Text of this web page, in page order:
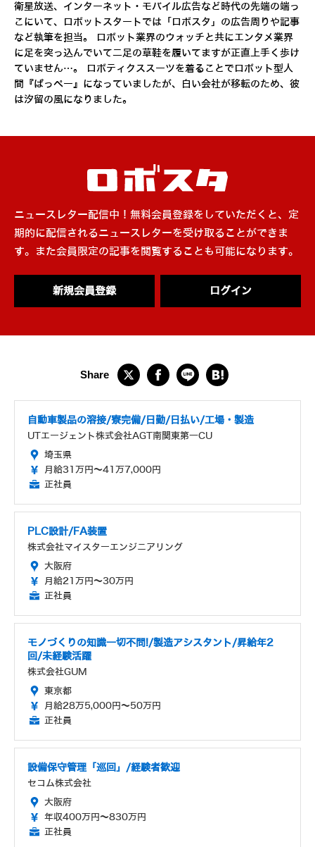
衛星放送、インターネット・モバイル広告など時代の先端の端っ
こにいて、ロボットスタートでは「ロボスタ」の広告周りや記事
など執筆を担当。 ロボット業界のウォッチと共にエンタメ業界
に足を突っ込んでいて二足の草鞋を履いてますが正直上手く歩け
ていません…。 ロボティクススーツを着ることでロボット型人
間『ぱっぺー』になっていましたが、白い会社が移転のため、彼
は汐留の風になりました。
ニュースレター配信中！無料会員登録をしていただくと、定
期的に配信されるニュースレターを受け取ることができま
す。また会員限定の記事を閲覧することも可能になります。
新規会員登録 ログイン
自動車製品の溶接/寮完備/日勤/日払い/工場・製造
UTエージェント株式会社AGT南関東第一CU
埼玉県
月給31万円～41万7,000円
正社員
PLC設計/FA装置
株式会社マイスターエンジニアリング
大阪府
月給21万円～30万円
正社員
モノづくりの知識一切不問!/製造アシスタント/昇給年2
回/未経験活躍
株式会社GUM
東京都
月給28万5,000円～50万円
正社員
設備保守管理「巡回」/経験者歓迎
セコム株式会社
大阪府
年収400万円～830万円
正社員